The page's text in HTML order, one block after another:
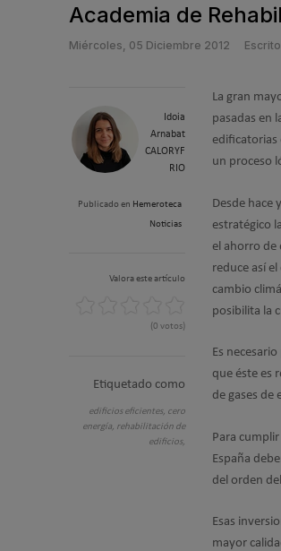
Academia de
Miércoles, 05 Diciembre 2012
Idoia
Arnabat
CALORYF
RIO
Publicado en Hemeroteca
Noticias
Valora este artículo
(0 votos)
Etiquetado como
edificios eficientes, cero
energía, rehabilitación de
edificios,
La gran
pasadas en
edificatorias
un proceso
Desde hace
estratégico
el ahorro de
reduce así
cambio
posibilita la
Es
que éste es
de gases de
Para
España
del orden
Esas
mayor